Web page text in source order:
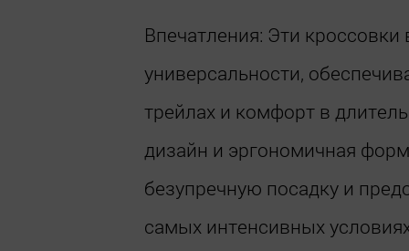
Впечатления: Эти
универсальности,
трейлах и комфорт в
дизайн и эргономичная
безупречную посадку и
самых интенсивных